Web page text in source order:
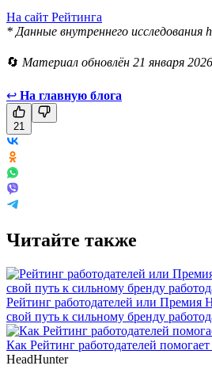
На сайт Рейтинга
* Данные внутреннего исследования
🔄 Материал обновлён 21 января
↩ На главную блога
21
Читайте также
Рейтинг работодателей или Премия
свой путь к сильному бренду
Как Рейтинг работодателей
HeadHunter